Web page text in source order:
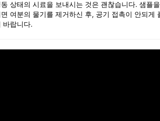
상태의 시료을 보내시는 것은 괜찮습니다. 샘플
여분의 물기를 제거하신 후, 공기 접촉이 안되게
바랍니다.